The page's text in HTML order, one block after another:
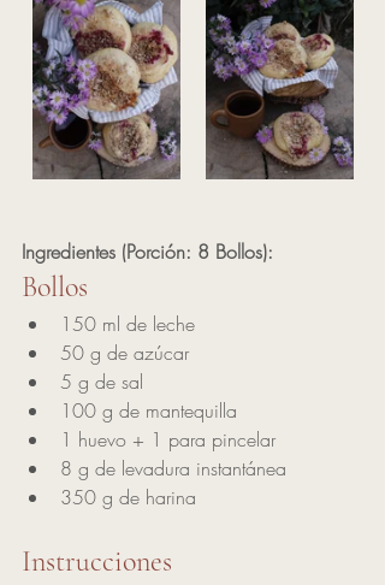
Ingredientes (Porción: 8 Bollos):
Bollos
150 ml de leche
50 g de azúcar
5 g de sal
100 g de mantequilla
1 huevo + 1 para pincelar
8 g de levadura instantánea
350 g de harina
Instrucciones